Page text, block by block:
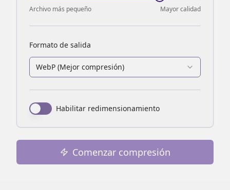
Archivo más pequeño Mayor calidad
Formato de salida
WebP (Mejor compresión)
Habilitar redimensionamiento
Comenzar compresión